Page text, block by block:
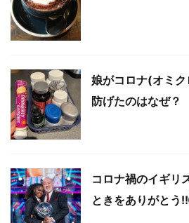
娘がコロナ(オミ
防げたのはなぜ？
コロナ禍のイギリ
ときをありがと